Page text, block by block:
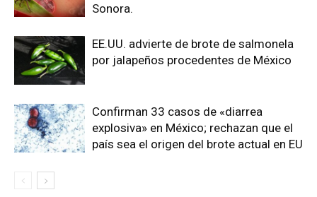
Sonora.
EE.UU. advierte de brote de salmonela
por jalapeños procedentes de México
Confirman 33 casos de «diarrea
explosiva» en México; rechazan que el
país sea el origen del brote actual en EU